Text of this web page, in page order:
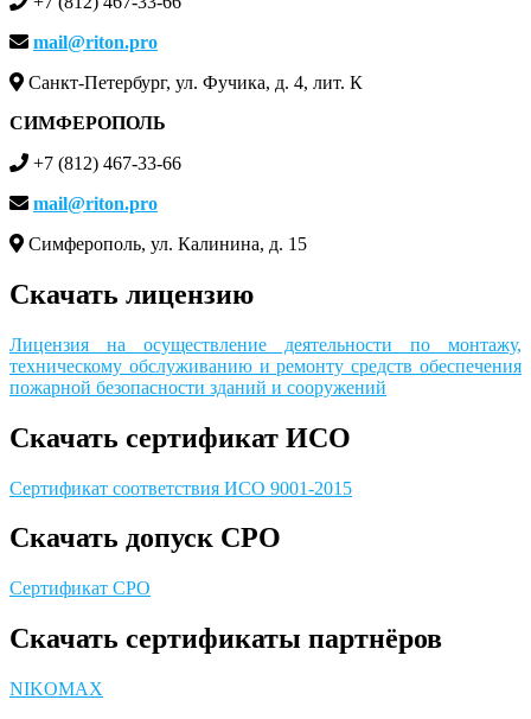
mail@riton.pro
Санкт-Петербург, ул. Фучика, д. 4, лит. К
СИМФЕРОПОЛЬ
+7 (812) 467-33-66
mail@riton.pro
Симферополь, ул. Калинина, д. 15
Скачать лицензию
Лицензия на осуществление деятельности по монтажу,
техническому обслуживанию и ремонту средств обеспечения
пожарной безопасности зданий и сооружений
Скачать сертификат ИСО
Сертификат соответствия ИСО 9001-2015
Скачать допуск СРО
Сертификат СРО
Скачать сертификаты партнёров
NIKOMAX